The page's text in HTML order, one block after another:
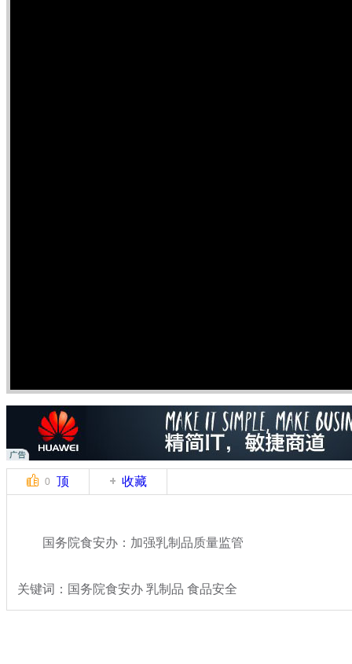
0 顶 收藏
国务院食安办：加强乳制品质量监管
关键词：国务院食安办 乳制品 食品安全